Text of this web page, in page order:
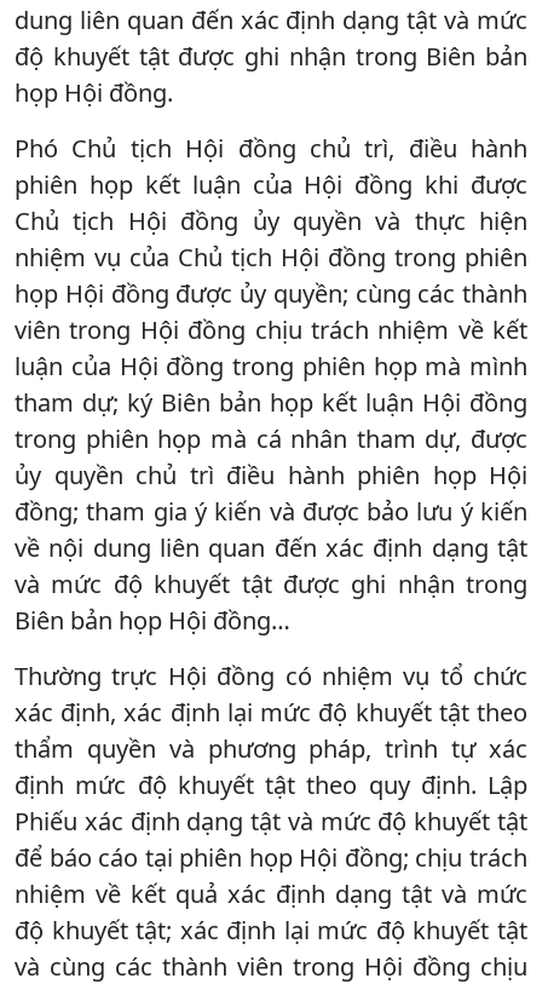
dung liên quan đến xác định dạng tật và mức
độ khuyết tật được ghi nhận trong Biên bản
họp Hội đồng.
Phó Chủ tịch Hội đồng chủ trì, điều hành
phiên họp kết luận của Hội đồng khi được
Chủ tịch Hội đồng ủy quyền và thực hiện
nhiệm vụ của Chủ tịch Hội đồng trong phiên
họp Hội đồng được ủy quyền; cùng các thành
viên trong Hội đồng chịu trách nhiệm về kết
luận của Hội đồng trong phiên họp mà mình
tham dự; ký Biên bản họp kết luận Hội đồng
trong phiên họp mà cá nhân tham dự, được
ủy quyền chủ trì điều hành phiên họp Hội
đồng; tham gia ý kiến và được bảo lưu ý kiến
về nội dung liên quan đến xác định dạng tật
và mức độ khuyết tật được ghi nhận trong
Biên bản họp Hội đồng…
Thường trực Hội đồng có nhiệm vụ tổ chức
xác định, xác định lại mức độ khuyết tật theo
thẩm quyền và phương pháp, trình tự xác
định mức độ khuyết tật theo quy định. Lập
Phiếu xác định dạng tật và mức độ khuyết tật
để báo cáo tại phiên họp Hội đồng; chịu trách
nhiệm về kết quả xác định dạng tật và mức
độ khuyết tật; xác định lại mức độ khuyết tật
và cùng các thành viên trong Hội đồng chịu